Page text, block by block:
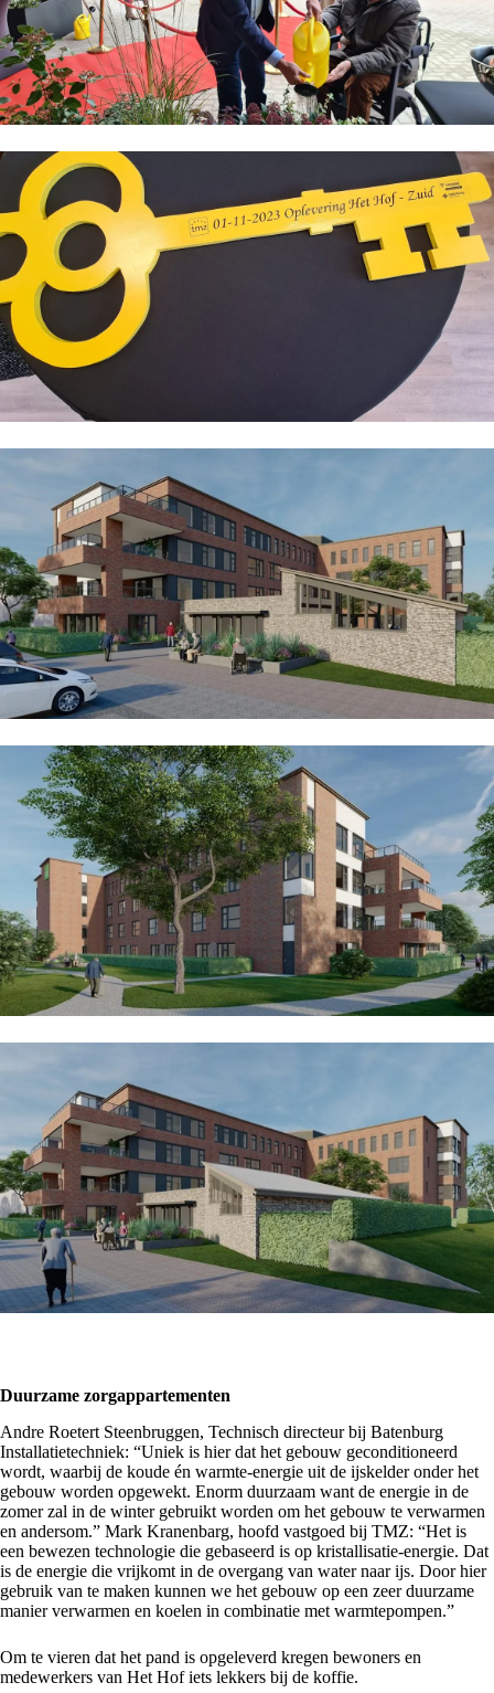
Duurzame zorgappartementen
Andre Roetert Steenbruggen, Technisch directeur bij Batenburg
Installatietechniek: “Uniek is hier dat het gebouw geconditioneerd
wordt, waarbij de koude én warmte-energie uit de ijskelder onder het
gebouw worden opgewekt. Enorm duurzaam want de energie in de
zomer zal in de winter gebruikt worden om het gebouw te verwarmen
en andersom.” Mark Kranenbarg, hoofd vastgoed bij TMZ: “Het is
een bewezen technologie die gebaseerd is op kristallisatie-energie. Dat
is de energie die vrijkomt in de overgang van water naar ijs. Door hier
gebruik van te maken kunnen we het gebouw op een zeer duurzame
manier verwarmen en koelen in combinatie met warmtepompen.”
Om te vieren dat het pand is opgeleverd kregen bewoners en
medewerkers van Het Hof iets lekkers bij de koffie.